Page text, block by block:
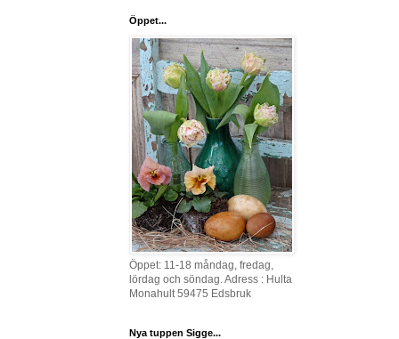
Öppet...
Öppet: 11-18 måndag, fredag,
lördag och söndag. Adress : Hulta
Monahult 59475 Edsbruk
Nya tuppen Sigge...